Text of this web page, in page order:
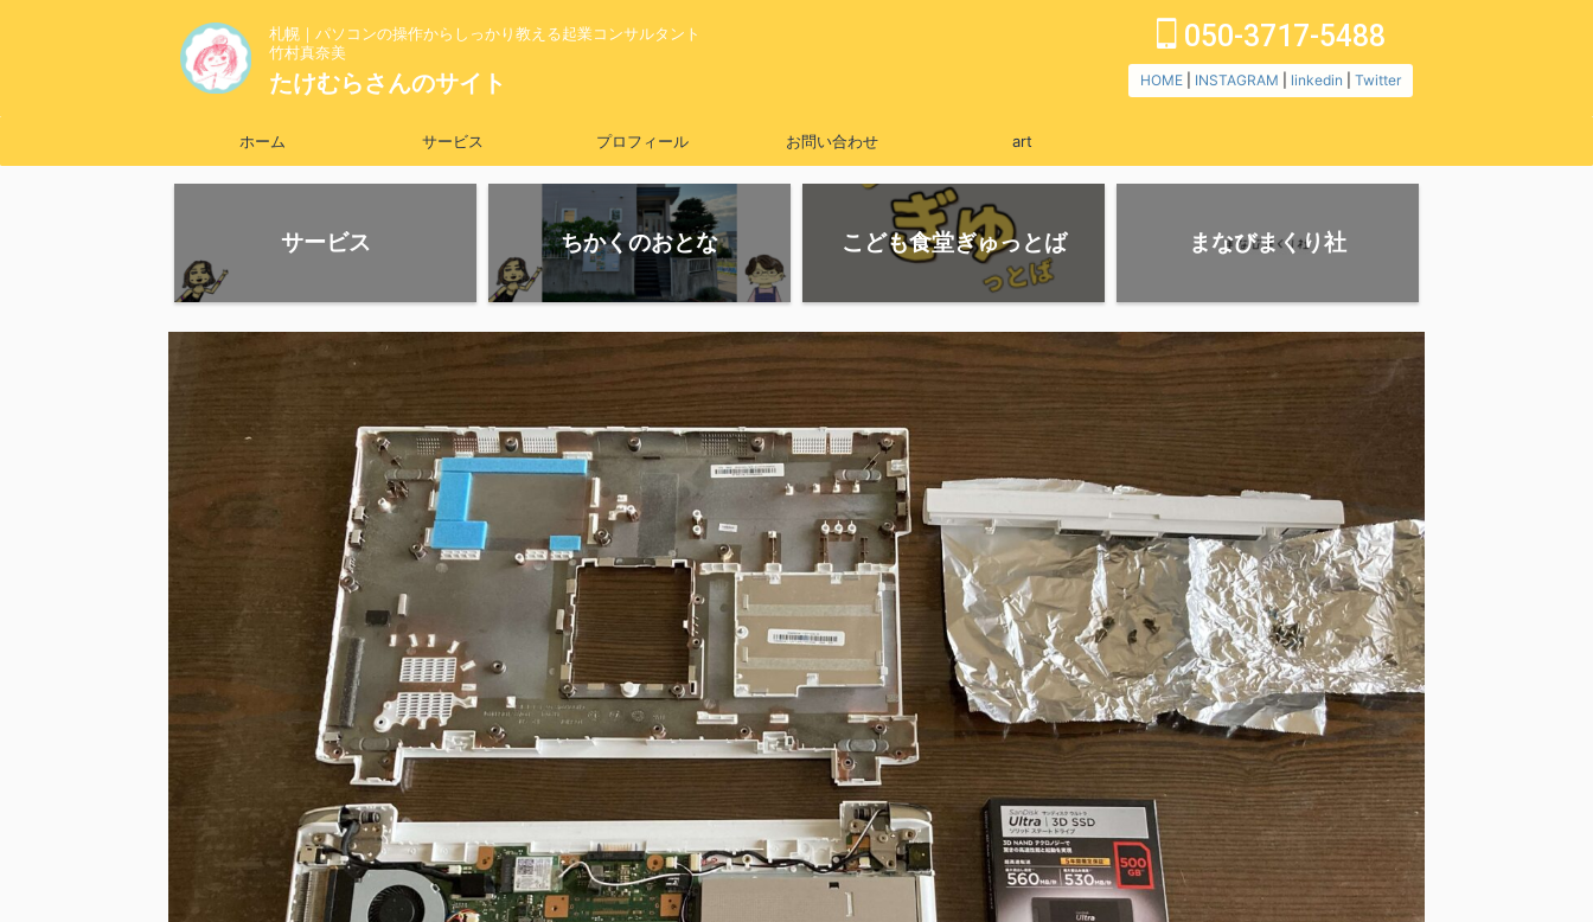
札幌｜パソコンの操作からしっかり教える起業コンサルタント
竹村真奈美
たけむらさんのサイト
050-3717-5488
HOME INSTAGRAM linkedin Twitter
ホーム サービス プロフィール お問い合わせ art
サービス ちかくのおとな こども食堂ぎゅっとば まなびまくり社